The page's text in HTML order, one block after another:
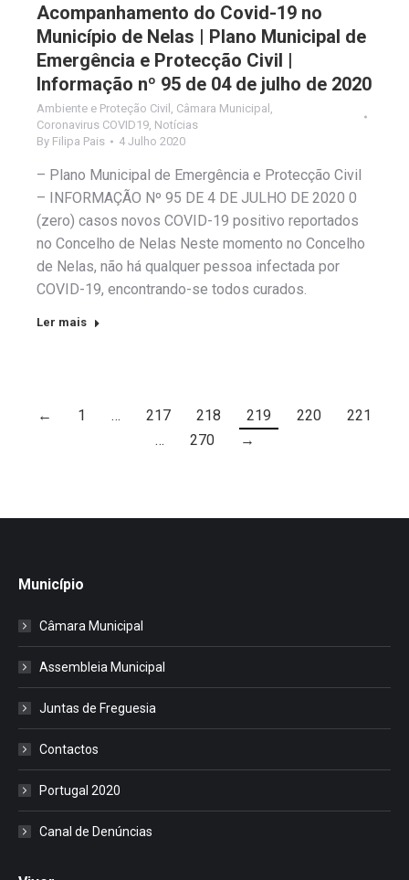
Acompanhamento do Covid-19 no
Município de Nelas | Plano Municipal de
Emergência e Protecção Civil |
Informação nº 95 de 04 de julho de 2020
Ambiente e Proteção Civil Câmara Municipal
Coronavirus COVID19 Notícias
By Filipa Pais 4 Julho 2020
– Plano Municipal de Emergência e Protecção Civil
– INFORMAÇÃO Nº 95 DE 4 DE JULHO DE 2020 0
(zero) casos novos COVID-19 positivo reportados
no Concelho de Nelas Neste momento no Concelho
de Nelas, não há qualquer pessoa infectada por
COVID-19, encontrando-se todos curados.
Ler mais
← 1 … 217 218 219 220
221
…
270 →
Município
Câmara Municipal
Assembleia Municipal
Juntas de Freguesia
Contactos
Portugal 2020
Canal de Denúncias